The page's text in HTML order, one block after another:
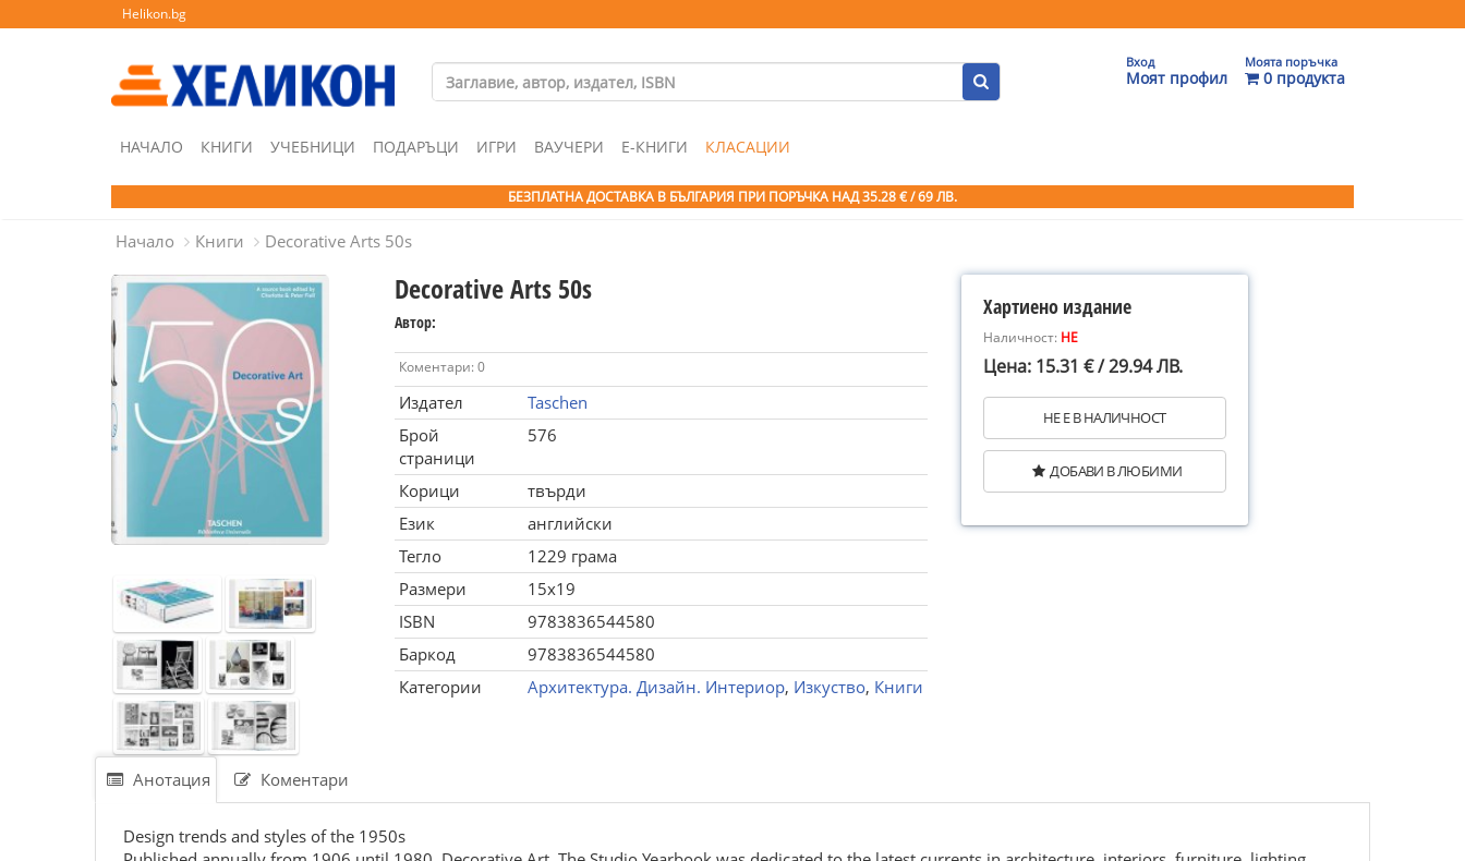
Helikon.bg
Вход
Моят профил
Моята поръчка
0 продукта
НАЧАЛО КНИГИ УЧЕБНИЦИ ПОДАРЪЦИ ИГРИ ВАУЧЕРИ Е-КНИГИ КЛАСАЦИИ
БЕЗПЛАТНА ДОСТАВКА В БЪЛГАРИЯ ПРИ ПОРЪЧКА НАД 35.28 € / 69 ЛВ.
Начало Книги Decorative Arts 50s
Decorative Arts 50s
Автор:
Коментари: 0
Издател
Taschen
Брой
страници
576
Корици
твърди
Език
английски
Тегло
1229 грама
Размери
15x19
ISBN
9783836544580
Баркод
9783836544580
Категории
Архитектура. Дизайн. Интериор, Изкуство, Книги
Хартиено издание
Наличност: НЕ
Цена: 15.31 € / 29.94 ЛВ.
НЕ Е В НАЛИЧНОСТ
ДОБАВИ В ЛЮБИМИ
Анотация Коментари
Design trends and styles of the 1950s